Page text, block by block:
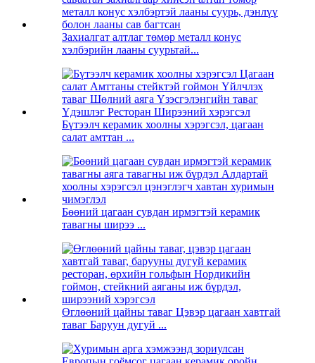
Захиалгат алтлаг төмөр металл конус
хэлбэрийн лааны суурьтай...
Бүтээлч керамик хоолны хэрэгсэл, цагаан
салат амттан ...
Бөөний цагаан сувдан ирмэгтэй керамик
тавагны ширээ ...
Өглөөний цайны таваг Цэвэр цагаан хавтгай
таваг Баруун дугуй ...